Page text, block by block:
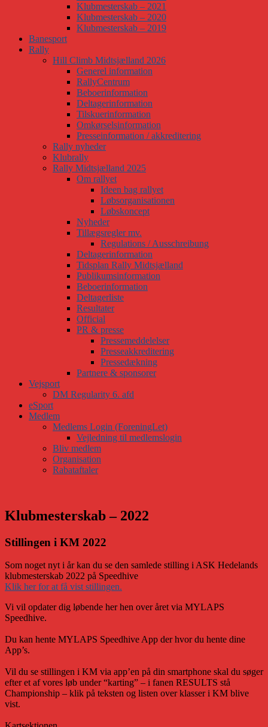
Klubmesterskab – 2021
Klubmesterskab – 2020
Klubmesterskab – 2019
Banesport
Rally
Hill Climb Midtsjælland 2026
Generel information
RallyCentrum
Beboerinformation
Deltagerinformation
Tilskuerinformation
Omkørselsinformation
Presseinformation / akkreditering
Rally nyheder
Klubrally
Rally Midtsjælland 2025
Om rallyet
Ideen bag rallyet
Løbsorganisationen
Løbskoncept
Nyheder
Tillægsregler mv.
Regulations / Ausschreibung
Deltagerinformation
Tidsplan Rally Midtsjælland
Publikumsinformation
Beboerinformation
Deltagerliste
Resultater
Official
PR & presse
Pressemeddelelser
Presseakkreditering
Pressedækning
Partnere & sponsorer
Vejsport
DM Regularity 6. afd
eSport
Medlem
Medlems Login (ForeningLet)
Vejledning til medlemslogin
Bliv medlem
Organisation
Rabataftaler
Klubmesterskab – 2022
Stillingen i KM 2022
Som noget nyt i år kan du se den samlede stilling i ASK Hedelands
klubmesterskab 2022 på Speedhive
Klik her for at få vist stillingen.
Vi vil opdater dig løbende her hen over året via MYLAPS
Speedhive.
Du kan hente MYLAPS Speedhive App der hvor du hente dine
App’s.
Vil du se stillingen i KM via app’en på din smartphone skal du søger
efter et af vores løb under “karting” – i fanen RESULTS stå
Championship – klik på teksten og listen over klasser i KM blive
vist.